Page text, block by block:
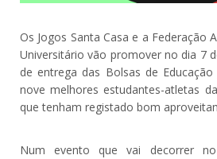
Os Jogos Santa Casa e a Federação
Universitário vão promover no dia 7
de entrega das Bolsas de
nove melhores estudantes-atletas
que tenham registado bom
Num evento que vai decorrer